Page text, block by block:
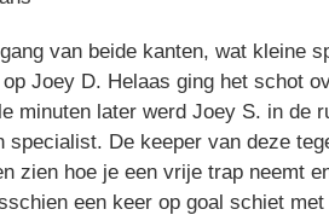
van beide kanten, wat kleine
Joey D. Helaas ging het schot
minuten later werd Joey S. in de
specialist. De keeper van deze
zien hoe je een vrije trap neemt
een keer op goal schiet